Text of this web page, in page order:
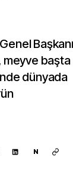
Başkanı
meyve başta
dünyada
N